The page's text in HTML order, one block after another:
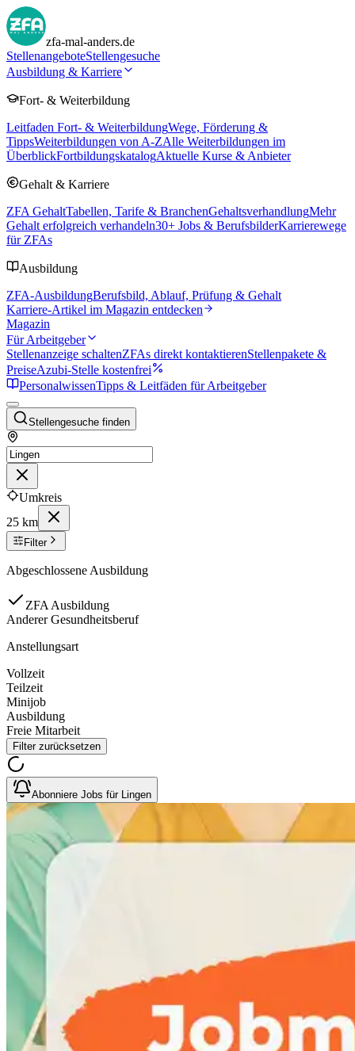
zfa-mal-anders.de
StellenangeboteStellengesuche
Ausbildung & Karriere
Fort- & Weiterbildung
Leitfaden Fort- & WeiterbildungWege, Förderung &
TippsWeiterbildungen von A-ZAlle Weiterbildungen im
ÜberblickFortbildungskatalogAktuelle Kurse & Anbieter
Gehalt & Karriere
ZFA GehaltTabellen, Tarife & BranchenGehaltsverhandlungMehr
Gehalt erfolgreich verhandeln30+ Jobs & BerufsbilderKarrierewege
für ZFAs
Ausbildung
ZFA-AusbildungBerufsbild, Ablauf, Prüfung & Gehalt
Karriere-Artikel im Magazin entdecken
Magazin
Für Arbeitgeber
Stellenanzeige schaltenZFAs direkt kontaktierenStellenpakete &
PreiseAzubi-Stelle kostenfrei
PersonalwissenTipps & Leitfäden für Arbeitgeber
Stellengesuche finden
Umkreis
25 km
Filter
Abgeschlossene Ausbildung
ZFA Ausbildung
Anderer Gesundheitsberuf
Anstellungsart
Vollzeit
Teilzeit
Minijob
Ausbildung
Freie Mitarbeit
Filter zurücksetzen
Abonniere Jobs für Lingen